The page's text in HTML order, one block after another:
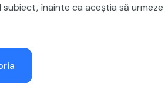
înainte ca aceștia să urmeze